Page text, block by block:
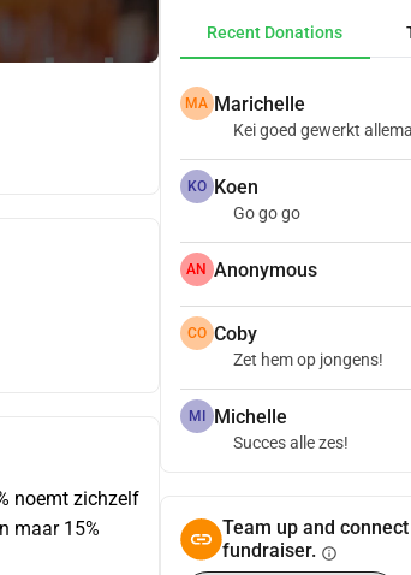
noemt zichzelf
maar 15%
Recent Donations
MA Marichelle
Kei goed gewerkt
KO Koen
Go go go
AN Anonymous
CO Coby
Zet hem op jongens!
MI Michelle
Succes alle zes!
Team up and
fundraiser. info